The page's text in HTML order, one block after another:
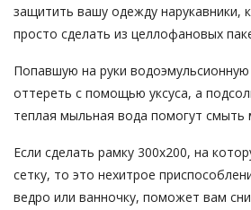
защитить вашу одежду нарукавники,
просто сделать из целлофановых
Попавшую на руки
оттереть с помощью уксуса, а
теплая мыльная вода помогут смыть
Если сделать рамку 300х200, на
сетку, то это нехитрое
ведро или ванночку, поможет вам